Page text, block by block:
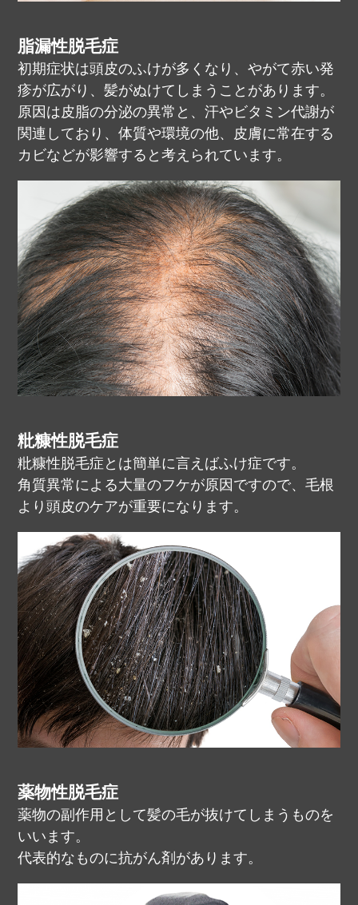
脂漏性脱毛症
初期症状は頭皮のふけが多くなり、やがて赤い発
疹が広がり、髪がぬけてしまうことがあります。
原因は皮脂の分泌の異常と、汗やビタミン代謝が
関連しており、体質や環境の他、皮膚に常在する
カビなどが影響すると考えられています。
粃糠性脱毛症
粃糠性脱毛症とは簡単に言えばふけ症です。
角質異常による大量のフケが原因ですので、毛根
より頭皮のケアが重要になります。
薬物性脱毛症
薬物の副作用として髪の毛が抜けてしまうものを
いいます。
代表的なものに抗がん剤があります。